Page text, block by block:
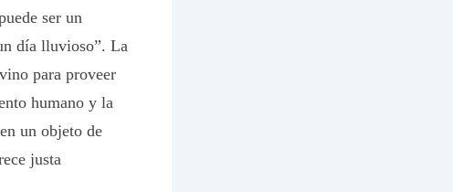
ser un
día lluvioso”. La
para proveer
humano y la
un objeto de
justa